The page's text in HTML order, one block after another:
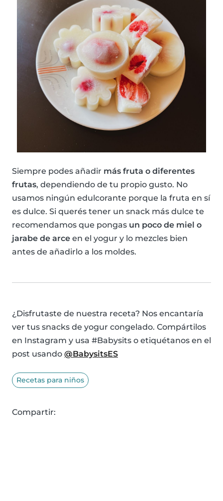
Siempre podes añadir más fruta o diferentes
frutas, dependiendo de tu propio gusto. No
usamos ningún edulcorante porque la fruta en sí
es dulce. Si querés tener un snack más dulce te
recomendamos que pongas un poco de miel o
jarabe de arce en el yogur y lo mezcles bien
antes de añadirlo a los moldes.
¿Disfrutaste de nuestra receta? Nos encantaría
ver tus snacks de yogur congelado. Compártilos
en Instagram y usa #Babysits o etiquétanos en el
post usando @BabysitsES
Recetas para niños
Compartir: